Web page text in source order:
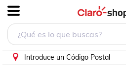
Introduce un Código Postal
Motosierra Eléctrica Inalámbrica